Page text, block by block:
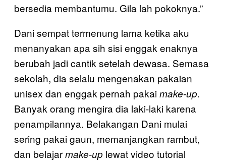
bersedia membantumu. Gila lah pokoknya.”
Dani sempat termenung lama ketika aku
menanyakan apa sih sisi enggak enaknya
berubah jadi cantik setelah dewasa. Semasa
sekolah, dia selalu mengenakan pakaian
unisex dan enggak pernah pakaimake-up.
Banyak orang mengira dia laki-laki karena
penampilannya. Belakangan Dani mulai
sering pakai gaun, memanjangkan rambut,
dan belajarmake-up lewat video tutorial